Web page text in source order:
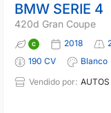
BMW SERIE 4
420d Gran Coupe
2018
190 CV
Blanco
Vendido por: